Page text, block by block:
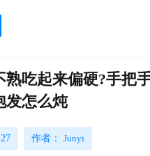
熟吃起来偏硬?手把
发怎么炖
作者：Junyi